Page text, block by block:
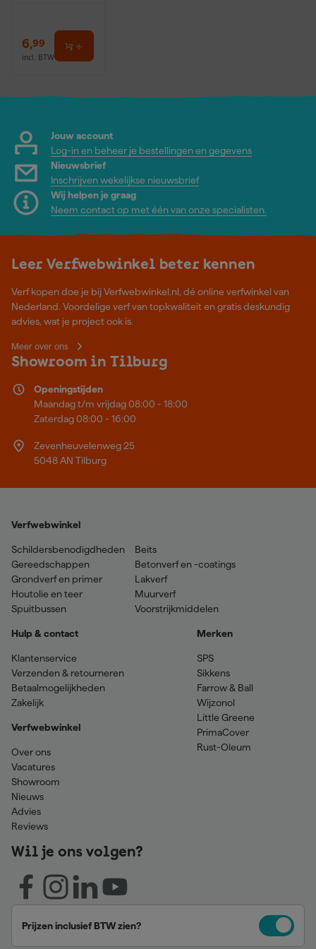
6,99
incl. BTW
Jouw account
Log-in en beheer je bestellingen en gegevens
Nieuwsbrief
Inschrijven wekelijkse nieuwsbrief
Wij helpen je graag
Neem contact op met één van onze specialisten.
Leer Verfwebwinkel beter kennen
Verf kopen doe je bij Verfwebwinkel.nl, dé online verfwinkel van
Nederland. Voordelige verf van topkwaliteit en gratis deskundig
advies, wat je project ook is.
Meer over ons
Showroom in Tilburg
Openingstijden
Maandag t/m vrijdag 08:00 - 18:00
Zaterdag 08:00 - 16:00
Zevenheuvelenweg 25
5048 AN Tilburg
Verfwebwinkel
Schildersbenodigdheden
Gereedschappen
Grondverf en primer
Houtolie en teer
Spuitbussen
Beits
Betonverf en -coatings
Lakverf
Muurverf
Voorstrijkmiddelen
Hulp & contact
Klantenservice
Verzenden & retourneren
Betaalmogelijkheden
Zakelijk
Verfwebwinkel
Over ons
Vacatures
Showroom
Nieuws
Advies
Reviews
Merken
SPS
Sikkens
Farrow & Ball
Wijzonol
Little Greene
PrimaCover
Rust-Oleum
Wil je ons volgen?
Prijzen inclusief BTW zien?